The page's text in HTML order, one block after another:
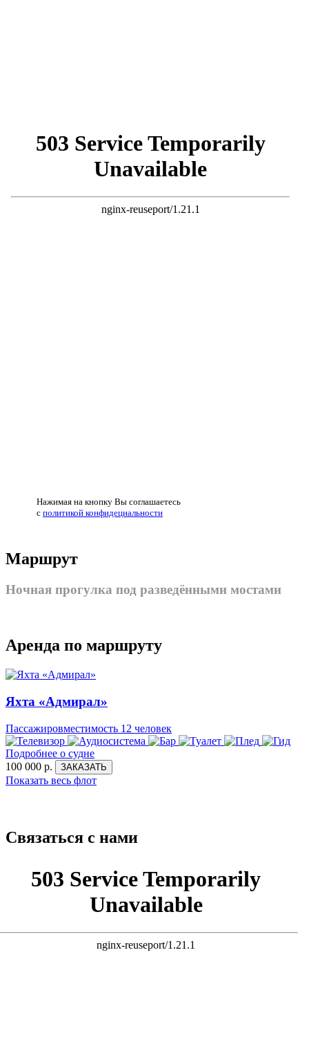
Нажимая на кнопку Вы соглашаетесь
с политикой конфидециальности
Маршрут
Ночная прогулка под разведёнными мостами
Аренда по маршруту
Яхта «Адмирал»
Пассажировместимость 12 человек
Подробнее о судне
100 000 р.
ЗАКАЗАТЬ
Показать весь флот
Связаться с нами